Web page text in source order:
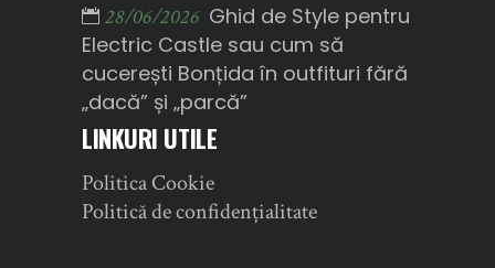
28/06/2026 Ghid de Style pentru
Electric Castle sau cum să
cucerești Bonțida în outfituri fără
„dacă” și „parcă”
LINKURI UTILE
Politica Cookie
Politică de confidențialitate